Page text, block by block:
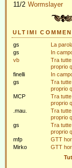
11/2 Wormslayer
ULTIMI
gs
La
gs
In
vb
Tra tutte
proprio
finelli
In
gs
Tra tutte
proprio
MCP
Tra tutte
proprio
.mau.
Tra tutte
proprio
gs
Tra tutte
proprio
mfp
GTT
Mirko
GTT